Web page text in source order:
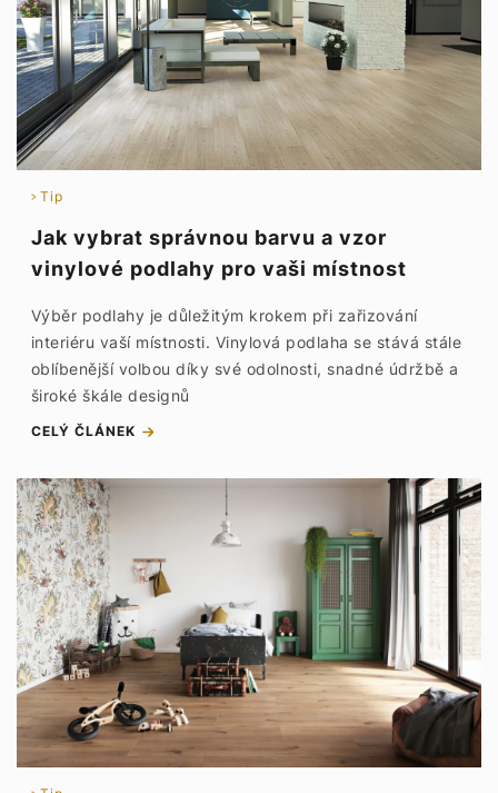
Tip
Jak vybrat správnou barvu a vzor
vinylové podlahy pro vaši místnost
Výběr podlahy je důležitým krokem při zařizování
interiéru vaší místnosti. Vinylová podlaha se stává stále
oblíbenější volbou díky své odolnosti, snadné údržbě a
široké škále designů
CELÝ ČLÁNEK